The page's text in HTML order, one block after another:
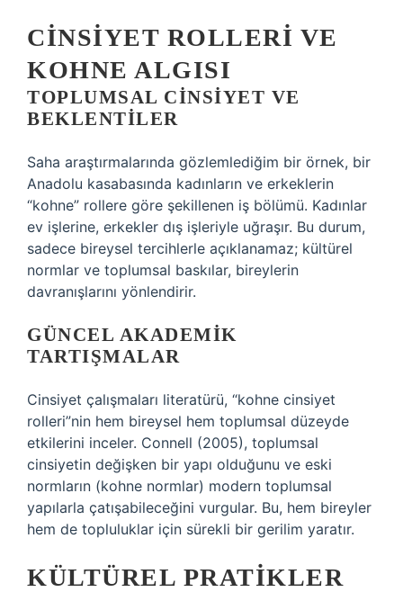
CINSIYET ROLLERI VE
KOHNE ALGISI
TOPLUMSAL CINSIYET VE
BEKLENTILER
Saha araştırmalarında gözlemlediğim bir örnek, bir
Anadolu kasabasında kadınların ve erkeklerin
“kohne” rollere göre şekillenen iş bölümü. Kadınlar
ev işlerine, erkekler dış işleriyle uğraşır. Bu durum,
sadece bireysel tercihlerle açıklanamaz; kültürel
normlar ve toplumsal baskılar, bireylerin
davranışlarını yönlendirir.
GÜNCEL AKADEMIK
TARTIŞMALAR
Cinsiyet çalışmaları literatürü, “kohne cinsiyet
rolleri”nin hem bireysel hem toplumsal düzeyde
etkilerini inceler. Connell (2005), toplumsal
cinsiyetin değişken bir yapı olduğunu ve eski
normların (kohne normlar) modern toplumsal
yapılarla çatışabileceğini vurgular. Bu, hem bireyler
hem de topluluklar için sürekli bir gerilim yaratır.
KÜLTÜREL PRATIKLER